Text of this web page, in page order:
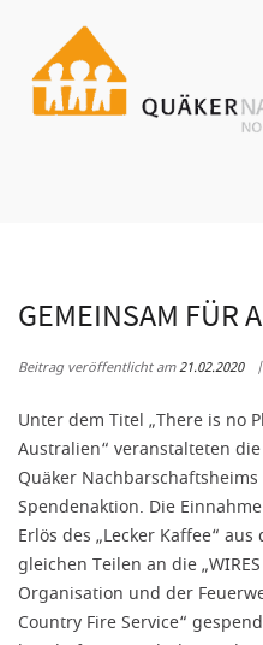
springen
GEMEINSAM FÜR
Beitrag veröffentlicht am21.02.2020
Unter dem Titel „There is no
Australien“ veranstalteten
Quäker
Spendenaktion. Die
Erlös des „Lecker Kaffee“
gleichen Teilen an die
Organisation und der
Country Fire Service“